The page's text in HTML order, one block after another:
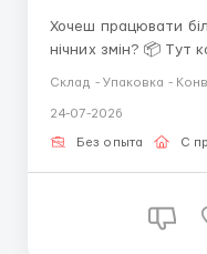
Хочеш працювати
нічних змін? 📦 Тут
парфумерію,
місяць ✔ навчання —
навчання — оплата
Склад - Упаковка -
24-07-2026
Без опыта С